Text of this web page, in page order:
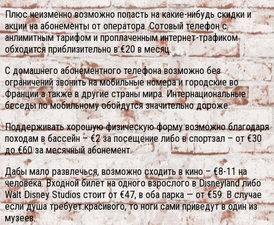
Плюс неизменно возможно попасть на какие-нибудь скидки и
акции на абонементы от оператора. Сотовый телефон с
анлимитным тарифом и проплаченным интернет-трафиком
обходится приблизительно в €20 в месяц.
С домашнего абонементного телефона возможно без
ограничений звонить на мобильные номера и городские во
Франции а также в другие страны мира. Интернациональные
беседы по мобильному обойдутся значительно дороже.
Поддерживать хорошую физическую форму возможно благодаря
походам в бассейн – €2 за посещение либо в спортзал – от €30
до €60 за месячный абонемент.
Дабы мало развлечься, возможно сходить в кино – €8-11 на
человека. Входной билет на одного взрослого в Disneyland либо
Walt Disney Studios стоит от €47, в оба парка — от €59. В случае
если душа требует красивого, то ноги сами приведут в один из
музеев.